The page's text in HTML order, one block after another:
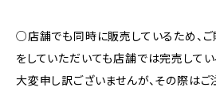
○店舗でも同時に販売しているため、ご
をしていただいても店舗では完売してい
大変申し訳ございませんが、その際は